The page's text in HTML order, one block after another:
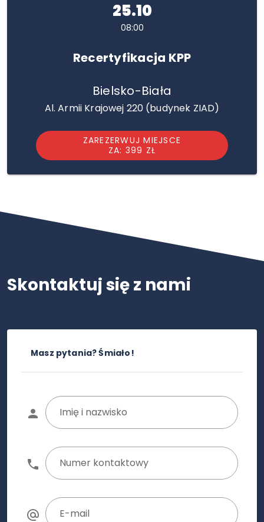
25.10
08:00
Recertyfikacja KPP
Bielsko-Biała
Al. Armii Krajowej 220 (budynek ZIAD)
ZAREZERWUJ MIEJSCE
ZA: 399 ZŁ
Skontaktuj się z nami
Masz pytania? Śmiało!
Imię i nazwisko
Numer kontaktowy
E-mail